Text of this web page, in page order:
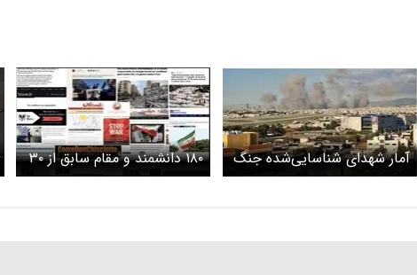
آمار شهدای شناسایی‌شده جنگ
رمضان اعلام شد + جزئیات
۱۸۰ دانشمند و مقام سابق از ۳۰
کشور نامه ای سرگشاده برای